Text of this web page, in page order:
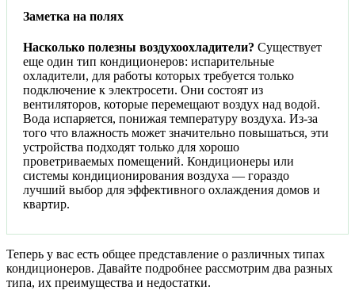
Заметка на полях
Насколько полезны воздухоохладители? Существует
еще один тип кондиционеров: испарительные
охладители, для работы которых требуется только
подключение к электросети. Они состоят из
вентиляторов, которые перемещают воздух над водой.
Вода испаряется, понижая температуру воздуха. Из-за
того что влажность может значительно повышаться, эти
устройства подходят только для хорошо
проветриваемых помещений. Кондиционеры или
системы кондиционирования воздуха — гораздо
лучший выбор для эффективного охлаждения домов и
квартир.
Теперь у вас есть общее представление о различных типах
кондиционеров. Давайте подробнее рассмотрим два разных
типа, их преимущества и недостатки.